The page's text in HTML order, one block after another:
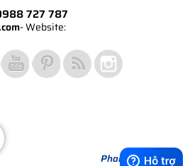
727 787
- Website:
Group. Phiên bản Version 1.
Reserved. Design by Pham Ba